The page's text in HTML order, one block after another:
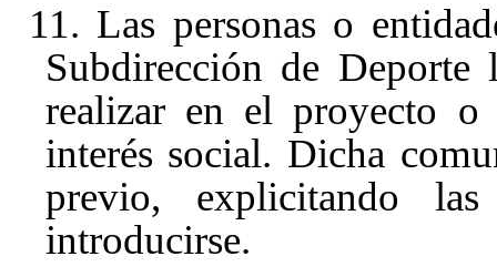
11. Las personas o
Subdirección de Deporte
realizar en el proyecto o
interés social. Dicha
previo, explicitando las
introducirse.